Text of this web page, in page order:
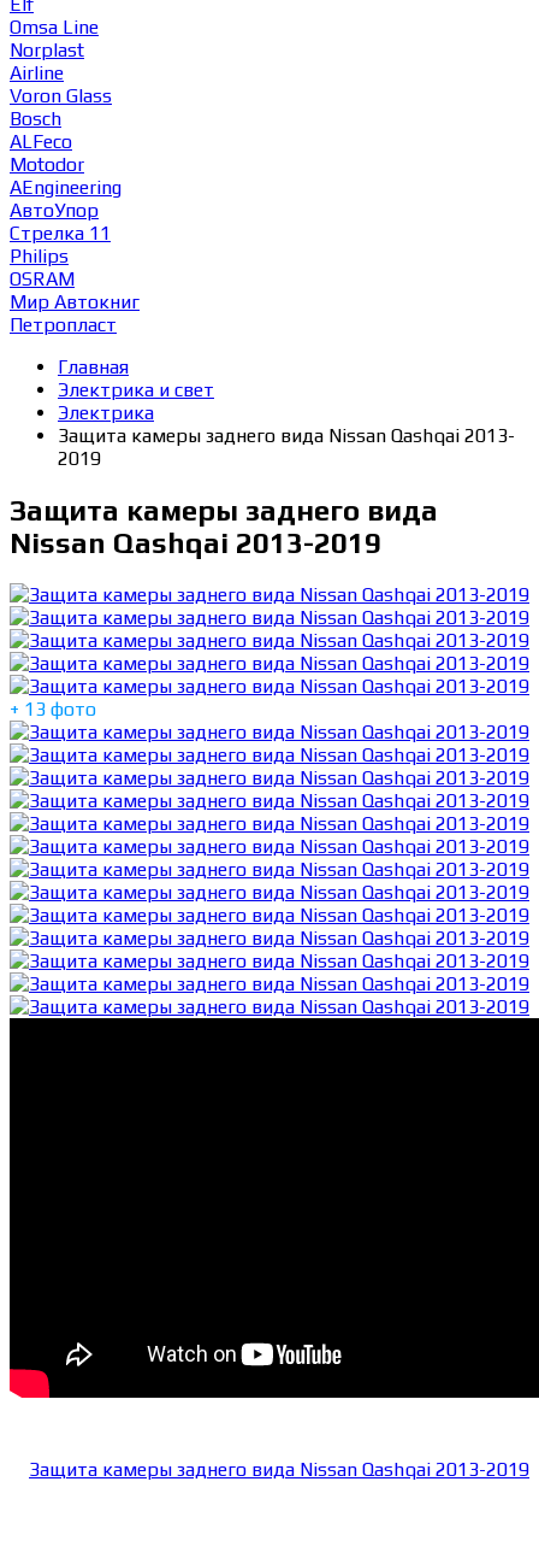
Omsa Line
Norplast
Airline
Voron Glass
Bosch
ALFeco
Motodor
AEngineering
АвтоУпор
Стрелка 11
Philips
OSRAM
Мир Автокниг
Петропласт
Главная
Электрика и свет
Электрика
Защита камеры заднего вида Nissan Qashqai 2013-
2019
Защита камеры заднего вида
Nissan Qashqai 2013-2019
+ 13 фото